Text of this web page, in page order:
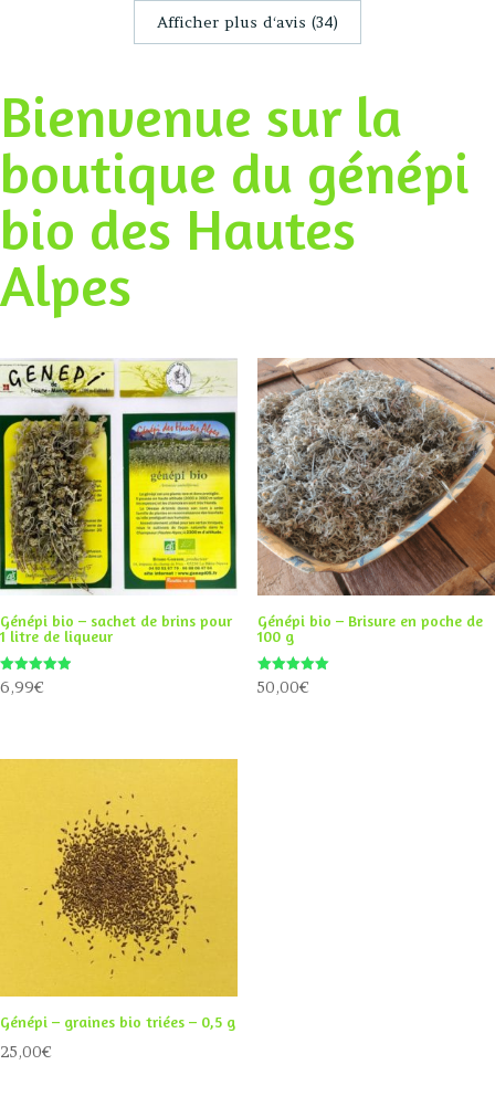
Afficher plus d‘avis (34)
Bienvenue sur la
boutique du génépi
bio des Hautes
Alpes
Génépi bio – sachet de brins pour
1 litre de liqueur
Note
4.91
6,99€
Génépi bio – Brisure en poche de
100 g
Note
5.00
50,00€
Génépi – graines bio triées – 0,5 g
25,00€